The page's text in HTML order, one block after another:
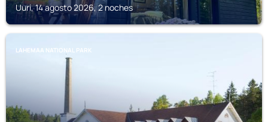
Uuri, 14 agosto 2026, 2 noches
LAHEMAA NATIONAL PARK